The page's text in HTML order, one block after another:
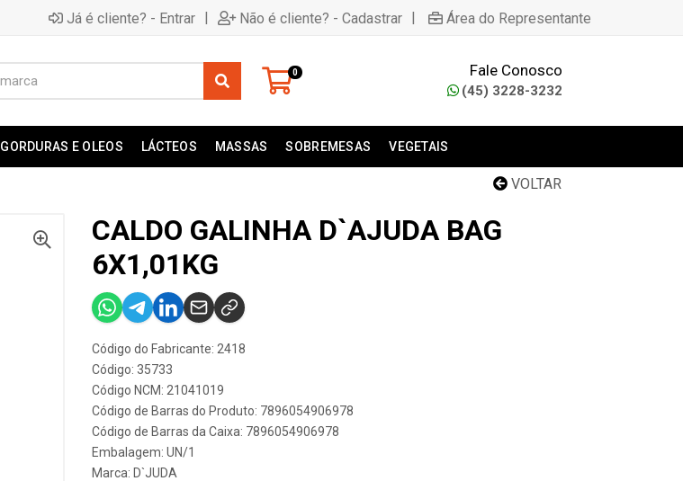
Já é cliente? - Entrar | Não é cliente? - Cadastrar | Área do Representante
0 Fale Conosco
(45) 3228-3232
GORDURAS E OLEOS LÁCTEOS MASSAS SOBREMESAS VEGETAIS
VOLTAR
CALDO GALINHA D`AJUDA BAG
6X1,01KG
Código do Fabricante: 2418
Código: 35733
Código NCM: 21041019
Código de Barras do Produto: 7896054906978
Código de Barras da Caixa: 7896054906978
Embalagem: UN/1
Marca: D`JUDA